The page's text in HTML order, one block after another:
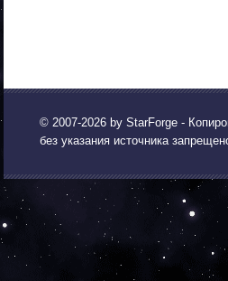
© 2007-2026 by StarForge -
без указания источника